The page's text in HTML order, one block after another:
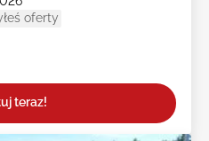
oferty
teraz!